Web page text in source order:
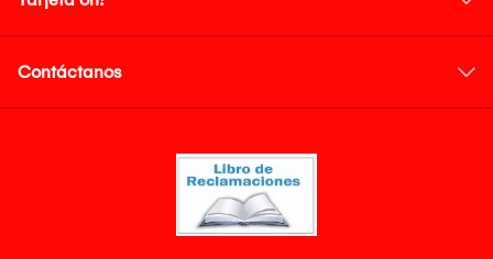
Contáctanos